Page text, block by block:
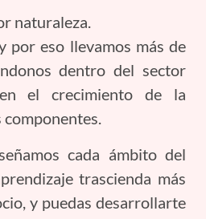
naturaleza.
por eso llevamos más de
dentro del sector
el crecimiento de la
componentes.
cada ámbito del
trascienda más
y puedas desarrollarte